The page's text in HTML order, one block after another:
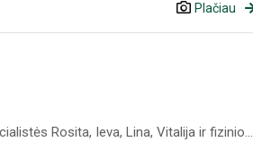
Plačiau
Rosita, Ieva, Lina, Vitalija ir fizinio...